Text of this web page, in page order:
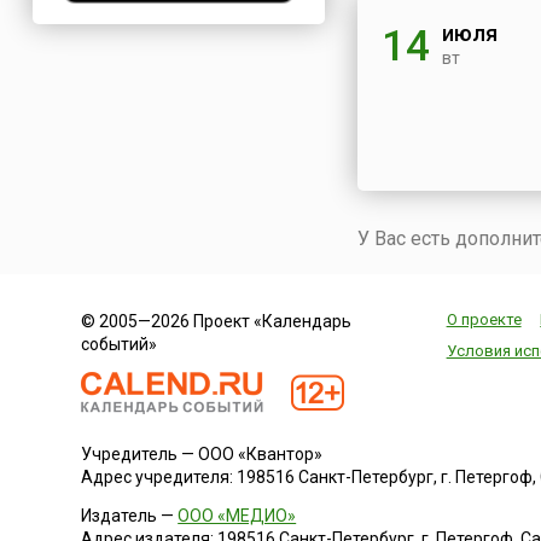
Нигерия
Перу
Польша
Португалия
Румыния
США
Саудовская Аравия
Сербия
14 июля
вт
У Вас есть
© 2005—2026 Проект «Календарь
событий»
О проекте
Условия
Учредитель — ООО «Квантор»
Адрес учредителя: 198516 Санкт-Петербург, г.
Издатель —ООО «МЕДИО»